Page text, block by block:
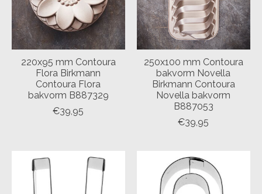
220x95 mm Contoura
Flora Birkmann
Contoura Flora
bakvorm B887329
€39,95
250x100 mm Contoura
bakvorm Novella
Birkmann Contoura
Novella bakvorm
B887053
€39,95